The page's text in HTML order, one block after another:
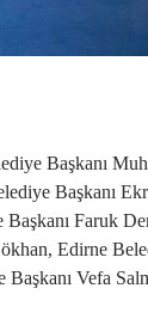
Başkanı
Başkanı
Faruk
Edirne
Vefa